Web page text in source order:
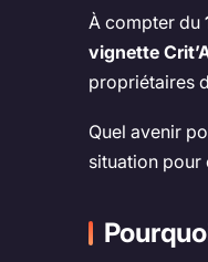
À compter du
vignette
propriétaires
Quel avenir
situation pour